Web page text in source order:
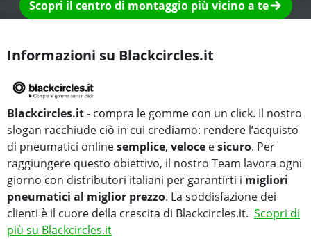
Scopri il centro di montaggio più vicino a te
Informazioni su Blackcircles.it
Blackcircles.it- compra le gomme con un click. Il nostro
slogan racchiude ciò in cui crediamo: rendere l’acquisto
di pneumatici onlinesemplice, veloce esicuro. Per
raggiungere questo obiettivo, il nostro Team lavora ogni
giorno con distributori italiani per garantirti i migliori
pneumatici al miglior prezzo. La soddisfazione dei
clienti è il cuore della crescita di Blackcircles.it. Scopri di
più su Blackcircles.it